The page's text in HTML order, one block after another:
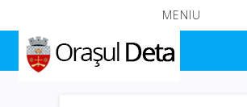
MENIU